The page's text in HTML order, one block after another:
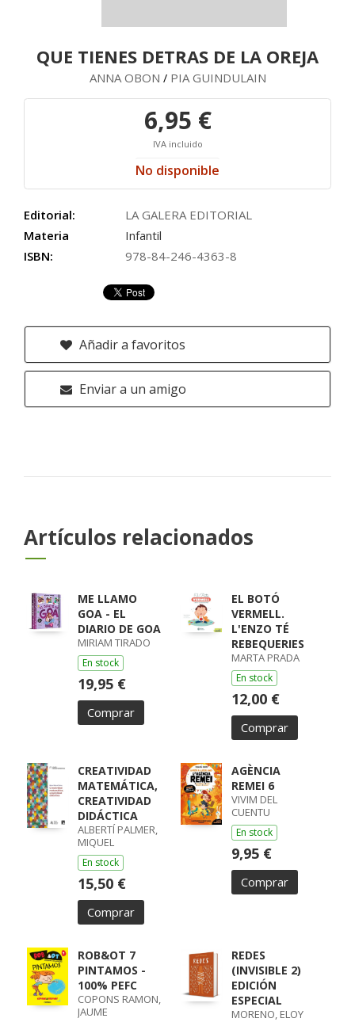
QUE TIENES DETRAS DE LA OREJA
ANNA OBON / PIA GUINDULAIN
6,95 €
IVA incluido
No disponible
Editorial:
LA GALERA EDITORIAL
Materia
Infantil
ISBN:
978-84-246-4363-8
Añadir a favoritos
Enviar a un amigo
Artículos relacionados
ME LLAMO
GOA - EL
DIARIO DE GOA
MIRIAM TIRADO
En stock
19,95 €
Comprar
EL BOTÓ
VERMELL.
L'ENZO TÉ
REBEQUERIES
MARTA PRADA
En stock
12,00 €
Comprar
CREATIVIDAD
MATEMÁTICA,
CREATIVIDAD
DIDÁCTICA
ALBERTÍ PALMER,
MIQUEL
En stock
15,50 €
Comprar
AGÈNCIA
REMEI 6
VIVIM DEL
CUENTU
En stock
9,95 €
Comprar
ROB&OT 7
PINTAMOS -
100% PEFC
COPONS RAMON,
JAUME
REDES
(INVISIBLE 2)
EDICIÓN
ESPECIAL
MORENO, ELOY